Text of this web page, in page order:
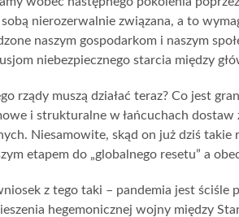
sobą nierozerwalnie związana, a to
naszym gospodarkom i naszym
niebezpiecznego starcia między
rządy muszą działać teraz? Co jest
i strukturalne w łańcuchach
Niesamowite, skąd on już dziś takie
etapem do „globalnego resetu” a
z tego taki – pandemia jest ściśle
hegemonicznej wojny między